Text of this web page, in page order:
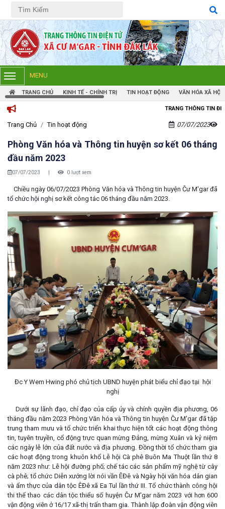
Tiếng Việt Tiếng Anh
MENU
TRANG CHỦ KINH TẾ - CHÍNH TRỊ TIN HOẠT ĐỘNG VĂN HÓA XÃ HỘI
TRANG THÔNG TIN ĐIỆN TỬ XÃ
Trang Chủ Tin hoạt động 07/07/2023
Phòng Văn hóa và Thông tin huyện sơ kết 06 tháng
đầu năm 2023
07/07/2023 | 0 lượt xem
Chiều ngày 06/07/2023 Phòng Văn hóa và Thông tin huyện Čư M'gar đã
tổ chức hội nghị sơ kết công tác 06 tháng đầu năm 2023.
Đc Y Wem Hwing phó chủ tịch UBND huyện phát biểu chỉ đạo tại hội
nghị
Dưới sự lãnh đạo, chỉ đạo của cấp ủy và chính quyền địa phương, 06
tháng đầu năm 2023 Phòng Văn hóa và Thông tin huyện Čư M'gar đã tập
trung tham mưu và tổ chức triển khai thực hiện tốt các hoạt động thông
tin, tuyên truyền, cổ động trực quan mừng Đảng, mừng Xuân và kỷ niệm
các ngày lễ lớn của đất nước và địa phương. Đồng thời tổ chức tham gia
các hoạt động trong khuôn khổ Lễ hội Cà phê Buôn Ma Thuột lần thứ 8
năm 2023 như: Lễ hội đường phố; chế tác các sản phẩm mỹ nghệ từ cây
cà phê; tổ chức Diễn xướng lời nói vần ÊĐê và Ngày hội văn hóa dân gian
và ẩm thực của dân tộc ÊĐê xã Ea Tul lần thứ III. Tổ chức thành công hội
thi thể thao các dân tộc thiểu số huyện Čư M'gar năm 2023 với hơn 600
vận động viên ở 16/17 xã-thị trấn tham gia. Thành lập đoàn vận động viên